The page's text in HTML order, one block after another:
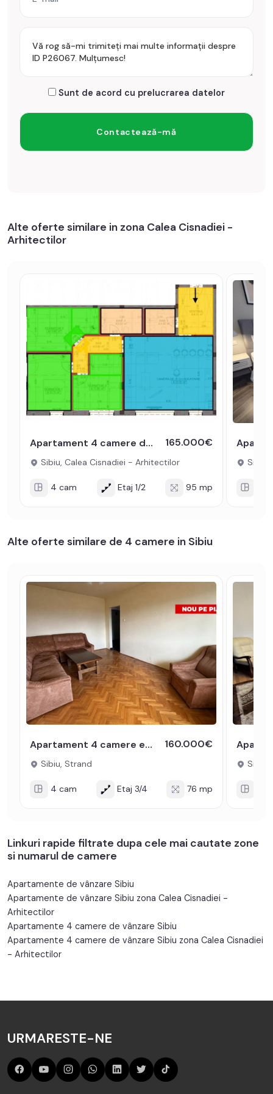
Prețul este de 146.000€. Specificați telefonic codul de
Sunt de acord cu prelucrarea datelor
Alte oferte similare in zona Calea Cisnadiei -
Arhitectilor
Apartament 4 camere decomanda 2 bai 95 mpu parcare Arhitectilor Sibiu 165.000€
Sibiu, Calea Cisnadiei - Arhitectilor
4 cam Etaj 1/2 95 mp
Sibiu,
Alte oferte similare de 4 camere in Sibiu
Apartament 4 camere etaj intermediar cu pivnita zona Strand Sibiu 160.000€
Sibiu, Strand
4 cam Etaj 3/4 76 mp
Sibiu,
Linkuri rapide filtrate dupa cele mai cautate zone
si numarul de camere
Apartamente de vânzare Sibiu
Apartamente de vânzare Sibiu zona Calea Cisnadiei -
Arhitectilor
Apartamente 4 camere de vânzare Sibiu
Apartamente 4 camere de vânzare Sibiu zona Calea Cisnadiei
- Arhitectilor